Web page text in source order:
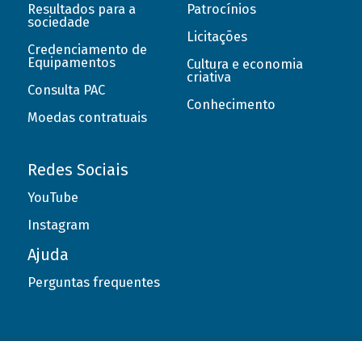
Resultados para a
sociedade
Credenciamento de
Equipamentos
Consulta PAC
Moedas contratuais
Patrocínios
Licitações
Cultura e economia
criativa
Conhecimento
Redes Sociais
YouTube
Instagram
Ajuda
Perguntas frequentes